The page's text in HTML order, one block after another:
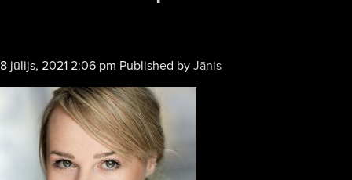
8 jūlijs, 2021 2:06 pm Published byJānis